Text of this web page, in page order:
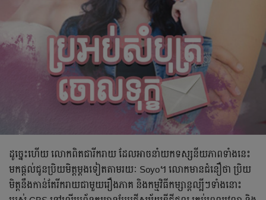
ដូច្នេះហើយ លោកពិតជារីករាយ ដែលអាចនាំយកទស្សនីយភាពទាំងនេះ
មកផ្ដល់ជូនប្រិយមិត្តម្ដងទៀតតាមរយៈ Soyo។ លោកមានជំនឿថា ប្រិយ
មិត្តនឹងកាន់តែរីករាយជាមួយរឿងភាគ និងកម្មវិធីកម្សាន្តល្បីៗទាំងនោះ